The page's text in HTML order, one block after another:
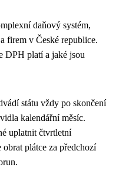
daňový systém,
firem v České republice.
DPH platí a jaké jsou
státu vždy po skončení
kalendářní měsíc.
uplatnit čtvrtletní
plátce za předchozí